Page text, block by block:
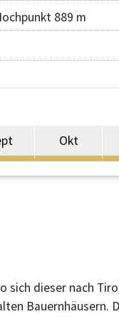
889 m
Okt
sich dieser nach
Bauernhäusern.